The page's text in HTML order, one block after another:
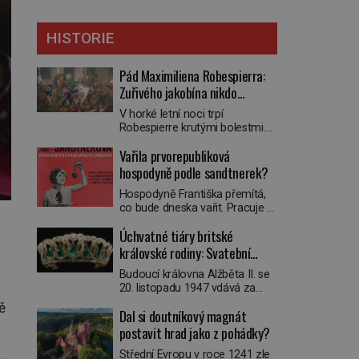
HISTORIE
Pád Maximiliena Robespierra:
Zuřivého jakobína nikdo
nelitoval?
V horké letní noci trpí
Robespierre krutými bolestmi.
víří kolotoč myšlenek. Když se
probere z mdlob, vzpomene si
na jednu z pařížských
jasnovidek, kterou před lety
navštívil. Prorokovala mu
vysmál. „Robespierre to
dotáhne hodně daleko,“
prohlásil o něm jiný významný
francouzský revolucionář,
Honoré de Mirabeau […]
Vařila prvorepubliková
hospodyně podle sandtnerek?
Hospodyně Františka přemítá,
co bude dneska vařit. Pracuje v
mlsný jazýček. Zalistuje proto
rychle v jedné ze „sandtnerek“.
„Zaplaťpánbůh, že už
nemusíme chodit s lístky,“
povzdechne si směrem ke
ruce. Ještě v prvních letech
nové republiky fungoval kvůli
nedostatku zboží přídělový
Úchvatné tiáry britské
královské rodiny: Svatební
klenot Alžbětě II. praskl
Budoucí královna Alžběta II. se
20. listopadu 1947 vdává za
Mountbattena. Aby měla na
obřad ve Westminsteru podle
tradice „něco vypůjčeného“, její
Dal si doutníkový magnát
postavit hrad jako z pohádky?
Střední Evropu v roce 1241 zle